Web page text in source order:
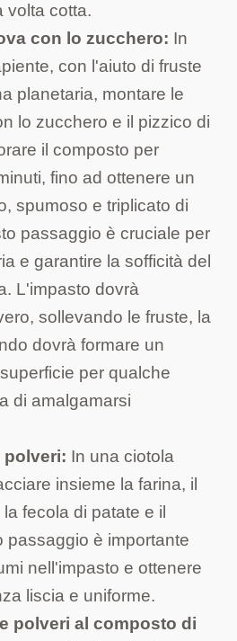
volta cotta.
con lo zucchero: In
con l'aiuto di fruste
planetaria, montare le
lo zucchero e il pizzico di
il composto per
fino ad ottenere un
spumoso e triplicato di
passaggio è cruciale per
e garantire la sofficità del
L'impasto dovrà
sollevando le fruste, la
dovrà formare un
per qualche
di amalgamarsi
polveri: In una ciotola
insieme la farina, il
fecola di patate e il
passaggio è importante
nell'impasto e ottenere
liscia e uniforme.
polveri al composto di